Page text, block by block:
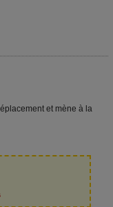
et mène à la